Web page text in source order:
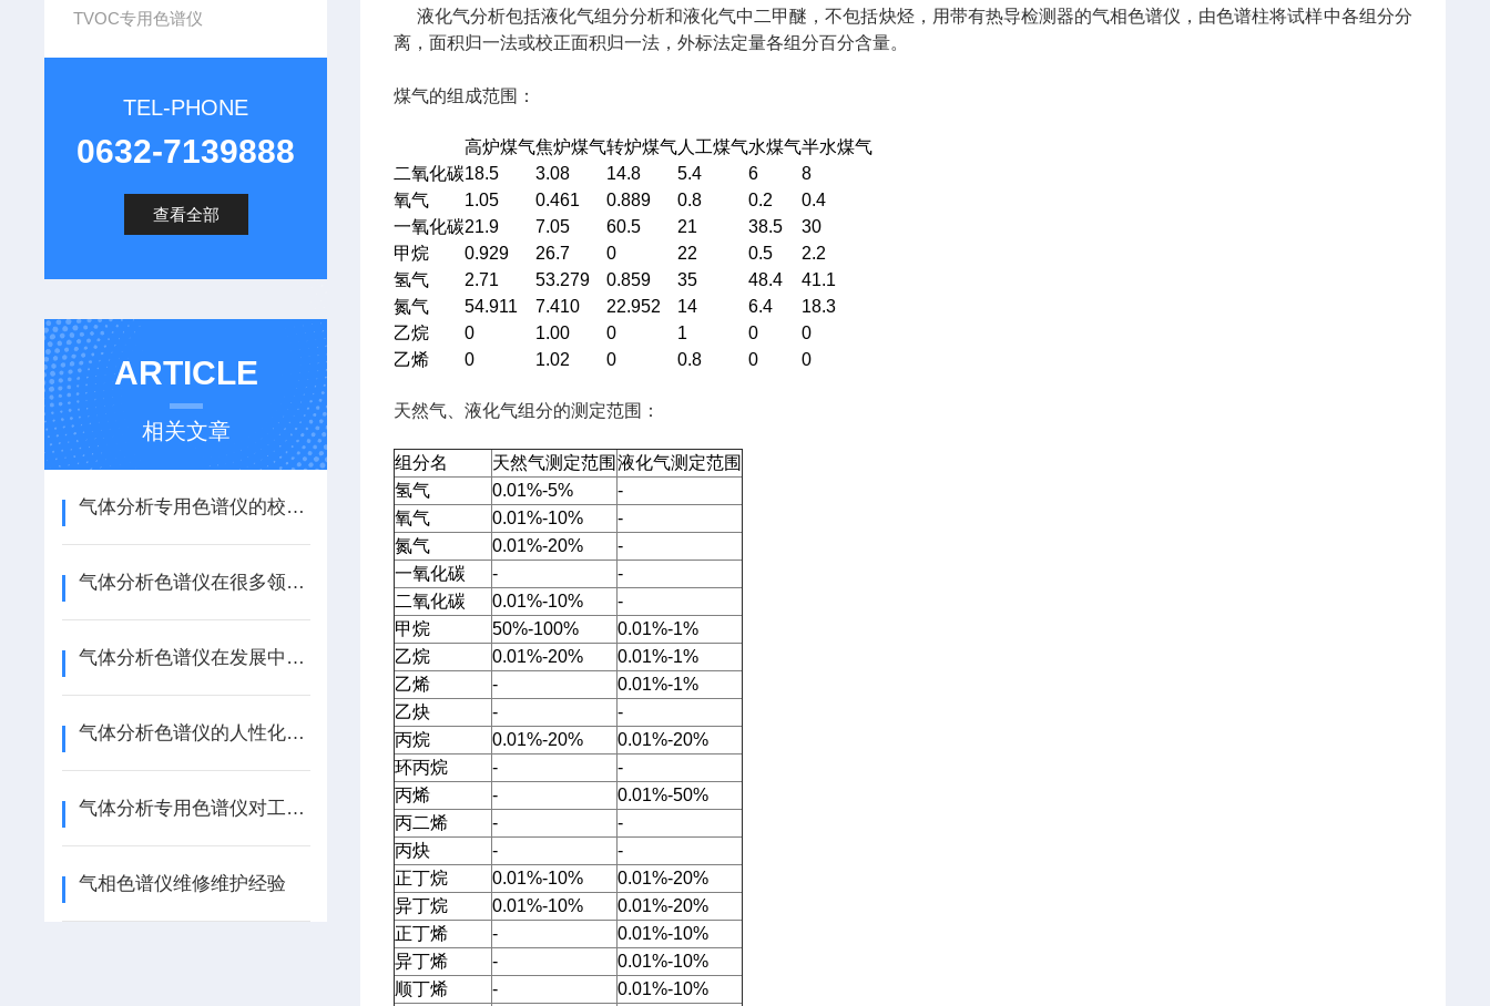
TVOC专用色谱仪
TEL-PHONE
0632-7139888
查看全部
ARTICLE
相关文章
气体分析专用色谱仪的校准方法
气体分析色谱仪在很多领域中都有广泛应用前景
气体分析色谱仪在发展中是一个循环渐进的过程
气体分析色谱仪的人性化体现
气体分析专用色谱仪对工业、生产和环境保护等领域都起到了至关重要的作用
气相色谱仪维修维护经验
液化气分析包括液化气组分分析和液化气中二甲醚，不包括炔烃，用带有热导检测器的气相色谱仪，由色谱柱将试样中各组分分
离，面积归一法或校正面积归一法，外标法定量各组分百分含量。
煤气的组成范围：
高炉煤气焦炉煤气转炉煤气人工煤气水煤气半水煤气
二氧化碳18.5 3.08 14.8 5.4 6
8
氧气
1.05 0.461 0.889 0.8 0.2
0.4
一氧化碳21.9 7.05 60.5 21 38.5
30
甲烷
0.929 26.7 0 22 0.5
2.2
氢气
2.71 53.279 0.859 35 48.4
41.1
氮气
54.911 7.410 22.952 14 6.4
18.3
乙烷
0 1.00 0 1 0
0
乙烯
0 1.02 0 0.8 0 0
天然气、液化气组分的测定范围：
组分名 天然气测定范围 液化气测定范围
氢气
0.01%-5%
-
氧气
0.01%-10%
-
氮气
0.01%-20%
-
一氧化碳
-
-
二氧化碳
0.01%-10%
-
甲烷
50%-100%
0.01%-1%
乙烷
0.01%-20%
0.01%-1%
乙烯
-
0.01%-1%
乙炔
-
-
丙烷
0.01%-20%
0.01%-20%
环丙烷
-
-
丙烯
-
0.01%-50%
丙二烯
-
-
丙炔
-
-
正丁烷
0.01%-10%
0.01%-20%
异丁烷
0.01%-10%
0.01%-20%
正丁烯
-
0.01%-10%
异丁烯
-
0.01%-10%
顺丁烯
-
0.01%-10%